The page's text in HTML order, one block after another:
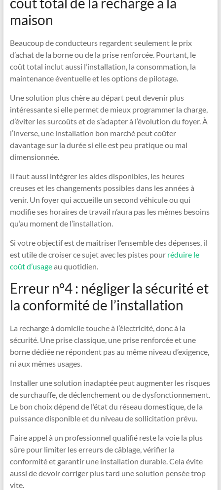
maison
Beaucoup de conducteurs regardent seulement le prix
d’achat de la borne ou de la prise renforcée. Pourtant, le
coût total inclut aussi l’installation, la consommation, la
maintenance éventuelle et les options de pilotage.
Une solution plus chère au départ peut devenir plus
intéressante si elle permet de mieux programmer la charge,
d’éviter les surcoûts et de s’adapter à l’évolution du foyer. À
l’inverse, une installation bon marché peut coûter
davantage sur la durée si elle est peu pratique ou mal
dimensionnée.
Il faut aussi intégrer les aides disponibles, les heures
creuses et les changements possibles dans les années à
venir. Un foyer qui accueille un second véhicule ou qui
modifie ses horaires de travail n’aura pas les mêmes besoins
qu’au moment de l’installation.
Si votre objectif est de maîtriser l’ensemble des dépenses, il
est utile de croiser ce sujet avec les pistes pour réduire le
coût d’usageau quotidien.
Erreur n°4 : négliger la sécurité et
la conformité de l’installation
La recharge à domicile touche à l’électricité, donc à la
sécurité. Une prise classique, une prise renforcée et une
borne dédiée ne répondent pas au même niveau d’exigence,
ni aux mêmes usages.
Installer une solution inadaptée peut augmenter les risques
de surchauffe, de déclenchement ou de dysfonctionnement.
Le bon choix dépend de l’état du réseau domestique, de la
puissance disponible et du niveau de sollicitation prévu.
Faire appel à un professionnel qualifié reste la voie la plus
sûre pour limiter les erreurs de câblage, vérifier la
conformité et garantir une installation durable. Cela évite
aussi de devoir corriger plus tard une solution pensée trop
vite.